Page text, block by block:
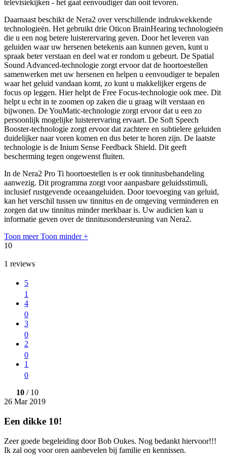
televisiekijken - het gaat eenvoudiger dan ooit tevoren.
Daarnaast beschikt de Nera2 over verschillende indrukwekkende
technologieën. Het gebruikt drie Oticon BrainHearing technologieën
die u een nog betere luisterervaring geven. Door het leveren van
geluiden waar uw hersenen betekenis aan kunnen geven, kunt u
spraak beter verstaan en deel wat er rondom u gebeurt. De Spatial
Sound Advanced-technologie zorgt ervoor dat de hoortoestellen
samenwerken met uw hersenen en helpen u eenvoudiger te bepalen
waar het geluid vandaan komt, zo kunt u makkelijker ergens de
focus op leggen. Hier helpt de Free Focus-technologie ook mee. Dit
helpt u echt in te zoomen op zaken die u graag wilt verstaan en
bijwonen. De YouMatic-technologie zorgt ervoor dat u een zo
persoonlijk mogelijke luisterervaring ervaart. De Soft Speech
Booster-technologie zorgt ervoor dat zachtere en subtielere geluiden
duidelijker naar voren komen en dus beter te horen zijn. De laatste
technologie is de Inium Sense Feedback Shield. Dit geeft
bescherming tegen ongewenst fluiten.
In de Nera2 Pro Ti hoortoestellen is er ook tinnitusbehandeling
aanwezig. Dit programma zorgt voor aanpasbare geluidsstimuli,
inclusief rustgevende oceaangeluiden. Door toevoeging van geluid,
kan het verschil tussen uw tinnitus en de omgeving verminderen en
zorgen dat uw tinnitus minder merkbaar is. Uw audicien kan u
informatie geven over de tinnitusondersteuning van Nera2.
Toon meer Toon minder +
10
1 reviews
5
1
4
0
3
0
2
0
1
0
10 / 10
26 Mar 2019
Een dikke 10!
Zeer goede begeleiding door Bob Oukes. Nog bedankt hiervoor!!!
Ik zal oog voor oren aanbevelen bij familie en kennissen.